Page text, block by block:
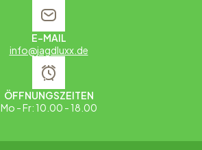
E-MAIL
info@jagdluxx.de
ÖFFNUNGSZEITEN
Mo - Fr: 10.00 - 18.00